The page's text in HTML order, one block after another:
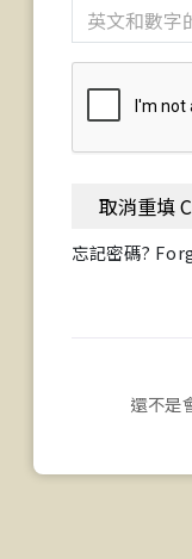
取消重填
忘記密碼?
還不是